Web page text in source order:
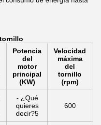
Potencia
del
motor
principal
(KW)
Velocidad
máxima
del
tornillo
(rpm)
- ¿Qué
quieres
decir?5
600